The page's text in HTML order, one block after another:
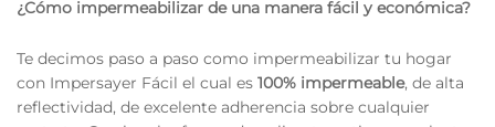
¿Cómo impermeabilizar de una manera fácil y económica?
Te decimos paso a paso como impermeabilizar tu hogar
con Impersayer Fácil el cual es 100% impermeable, de alta
reflectividad, de excelente adherencia sobre cualquier